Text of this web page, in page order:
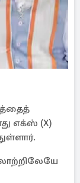
எக்ஸ் (X)